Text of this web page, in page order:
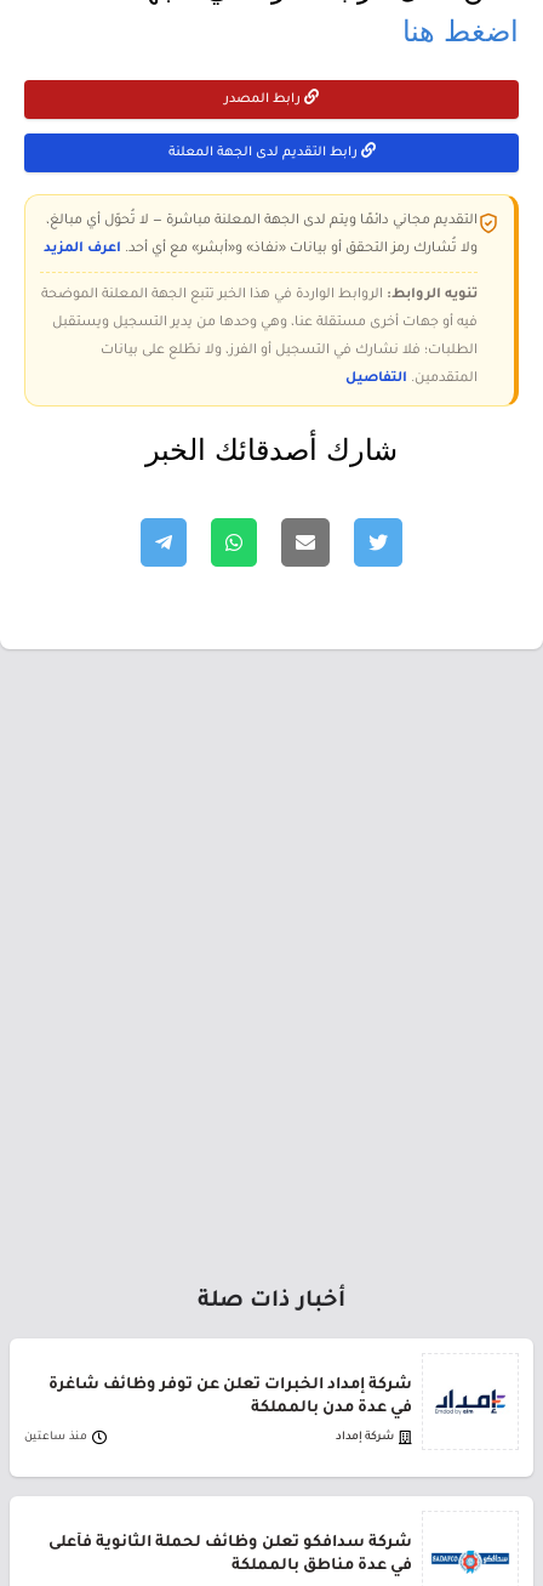
اضغط هنا
رابط المصدر
رابط التقديم لدى الجهة المعلنة
التقديم مجاني دائمًا ويتم لدى الجهة المعلنة مباشرة — لا تُحوّل أي مبالغ،
ولا تُشارك رمز التحقق أو بيانات «نفاذ» و«أبشر» مع أي أحد. اعرف المزيد
تنويه الروابط: الروابط الواردة في هذا الخبر تتبع الجهة المعلنة الموضحة
فيه أو جهات أخرى مستقلة عنا، وهي وحدها من يدير التسجيل ويستقبل
الطلبات؛ فلا نشارك في التسجيل أو الفرز، ولا نطّلع على بيانات
المتقدمين. التفاصيل
شارك أصدقائك الخبر
أخبار ذات صلة
شركة إمداد الخبرات تعلن عن توفر وظائف شاغرة
في عدة مدن بالمملكة
شركة إمداد منذ ساعتين
شركة سدافكو تعلن وظائف لحملة الثانوية فأعلى
في عدة مناطق بالمملكة